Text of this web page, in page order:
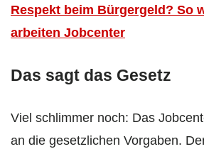
Respekt beim Bürgergeld? So
arbeiten Jobcenter
Das sagt das Gesetz
Viel schlimmer noch: Das
an die gesetzlichen Vorgaben.